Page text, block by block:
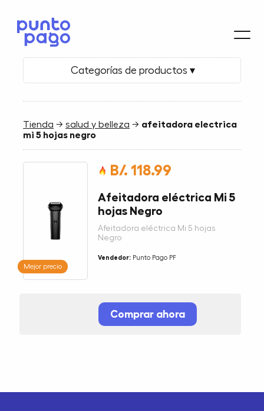
Categorías de productos ▾
Tienda →salud y belleza → afeitadora electrica
mi 5 hojas negro
Mejor precio
B/. 118.99
Afeitadora eléctrica Mi 5
hojas Negro
Afeitadora eléctrica Mi 5 hojas
Negro
Vendedor: Punto Pago PF
Comprar ahora